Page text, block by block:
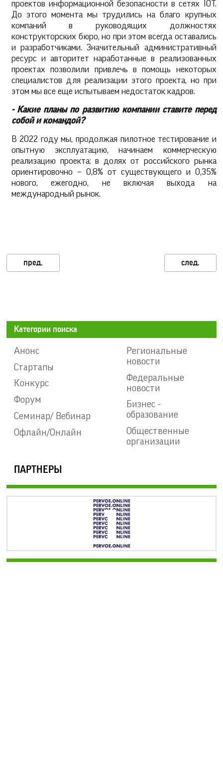
проектов информационной безопасности в сетях IOT.
До этого момента мы трудились на благо крупных
компаний в руководящих должностях
конструкторских бюро, но при этом всегда оставались
и разработчиками. Значительный административный
ресурс и авторитет наработанные в реализованных
проектах позволили привлечь в помощь некоторых
специалистов для реализации этого проекта, но при
этом мы все еще испытываем недостаток кадров.
- Какие планы по развитию компании ставите перед
собой и командой?
В 2022 году мы, продолжая пилотное тестирование и
опытную эксплуатацию, начинаем коммерческую
реализацию проекта: в долях от российского рынка
ориентировочно – 0,8% от существующего и 0,35%
нового, ежегодно, не включая выхода на
международный рынок.
Категории поиска
Анонс
Стартапы
Конкурс
Форум
Семинар/ Вебинар
Офлайн/Онлайн
Региональные
новости
Федеральные
новости
Бизнес -
образование
Общественные
организации
ПАРТНЕРЫ